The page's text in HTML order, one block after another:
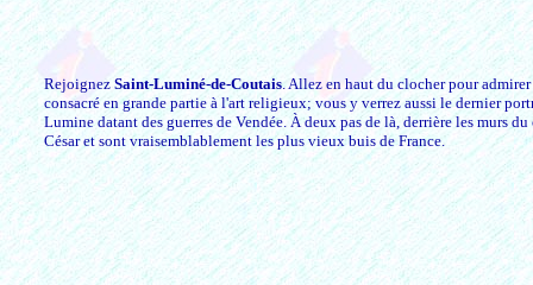
Rejoignez Saint-Luminé-de-Coutais. Allez en haut du clocher pour
consacré en grande partie à l'art religieux; vous y verrez aussi le dernier
Lumine datant des guerres de Vendée. À deux pas de là, derrière les murs
César et sont vraisemblablement les plus vieux buis de France.